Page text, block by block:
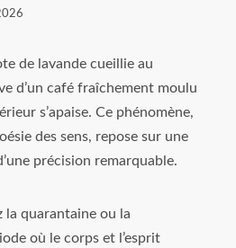
de lavande cueillie au
d’un café fraîchement moulu
s’apaise. Ce phénomène,
des sens, repose sur une
précision remarquable.
la quarantaine ou la
où le corps et l’esprit